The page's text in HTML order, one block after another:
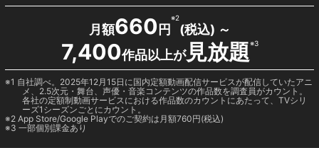
月額660 円
※2
(税込) ～
7,400作品以上が見放題※3
1 自社調べ。2025年12月15日に国内定額動画配信サービスが配信していたアニ
メ、2.5次元・舞台、声優・音楽コンテンツの作品数を調査員がカウント。
各社の定額制動画サービスにおける作品数のカウントにあたって、TVシリ
ーズ1シーズンごとにカウント。
2 App Store/Google Playでのご契約は月額760円(税込)
3 一部個別課金あり